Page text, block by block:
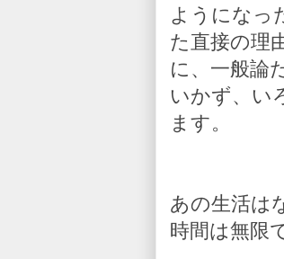
ようになっ
た直接の理
に、一般論
いかず、い
ます。
あの生活は
時間は無限